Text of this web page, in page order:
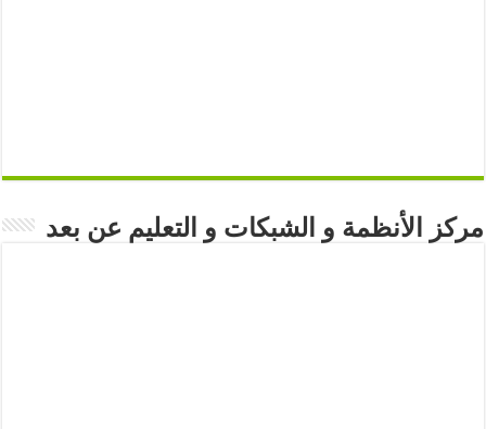
مركز الأنظمة و الشبكات و التعليم عن بعد